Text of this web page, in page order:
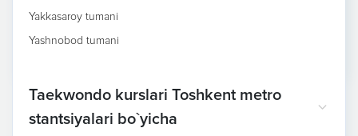
Yakkasaroy tumani
Yashnobod tumani
Taekwondo kurslari Toshkent metro
stantsiyalari bo`yicha